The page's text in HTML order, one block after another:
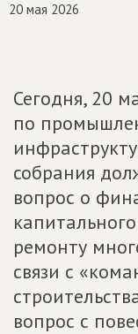
20 мая 2026
Сегодня, 20
по
собрания
вопрос о
ремонту
связи с
вопрос с